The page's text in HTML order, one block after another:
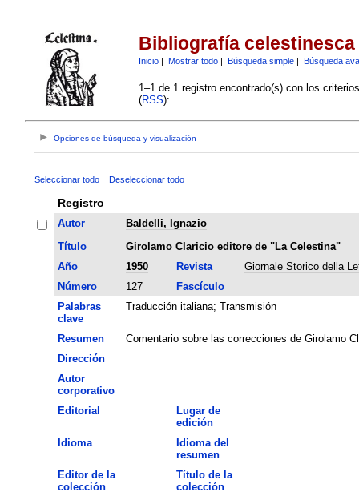
Bibliografía celestinesca
Inicio| Mostrar todo| Búsqueda simple| Búsqueda
1–1 de 1 registro encontrado(s) con los
(RSS):
Opciones de búsqueda y visualización
Seleccionar todo Deseleccionar todo
Registro
Autor
Baldelli, Ignazio
Título
Girolamo Claricio editore de "La Celestina"
Año
1950 Revista
Giornale Storico della
Número
127
Fascículo
Palabras
clave
Traducción italiana; Transmisión
Resumen
Comentario sobre las correcciones de Girolamo
Dirección
Autor
corporativo
Editorial
Lugar de
edición
Idioma
Idioma del
resumen
Editor de la
colección
Título de la
colección